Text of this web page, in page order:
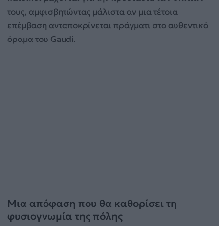
τους, αμφισβητώντας μάλιστα αν μια τέτοια
επέμβαση ανταποκρίνεται πράγματι στο αυθεντικό
όραμα του Gaudí.
Μια απόφαση που θα καθορίσει τη
φυσιογνωμία της πόλης